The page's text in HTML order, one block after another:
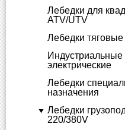
Лебедки для
ATV/UTV
Лебедки
Индустриальные
электрические
Лебедки
назначения
Лебедки
220/380V